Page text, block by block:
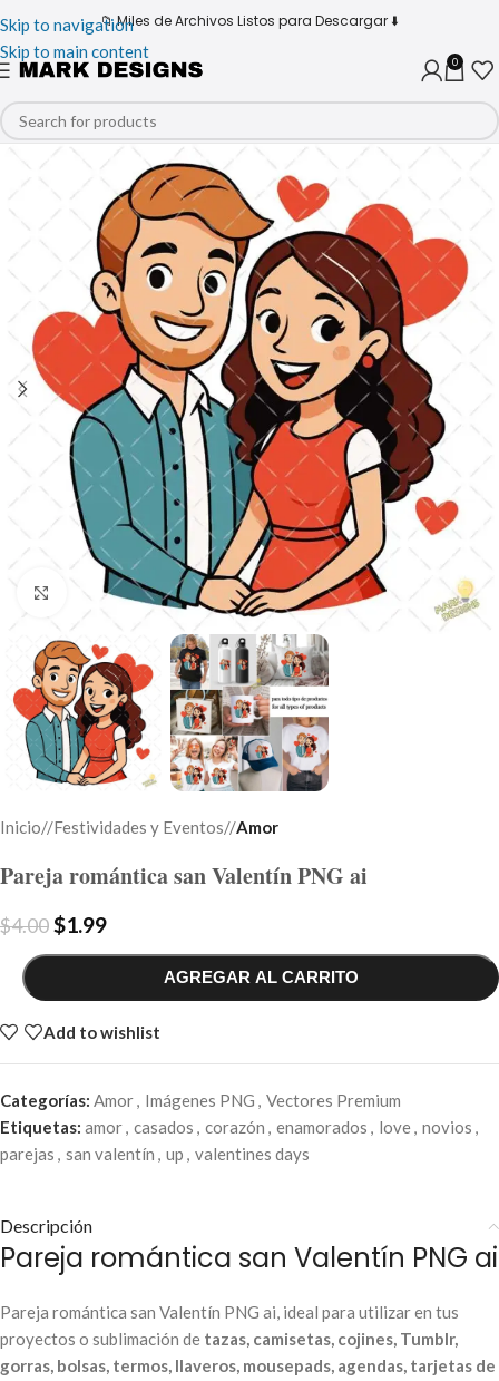
Skip to navigation
Skip to main content
📁 Miles de Archivos Listos para Descargar ⬇️
0
Click to enlarge
Inicio/ Festividades y Eventos/ Amor
Pareja romántica san Valentín PNG ai
$4.00$1.99
AGREGAR AL CARRITO
Add to wishlist
Categorías: Amor, Imágenes PNG , Vectores Premium
Etiquetas: amor, casados , corazón , enamorados , love, novios ,
parejas , san valentín , up , valentines days
Descripción
Pareja romántica san Valentín PNG ai
Pareja romántica san Valentín PNG ai, ideal para utilizar en tus
proyectos o sublimación de tazas, camisetas, cojines, Tumblr,
gorras, bolsas, termos, llaveros, mousepads, agendas, tarjetas de